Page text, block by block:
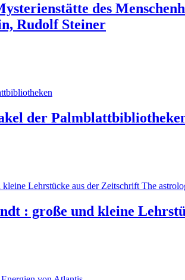
des
Rudolf Steiner
der
: große und kleine